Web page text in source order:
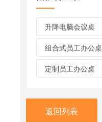
升降电脑会议桌
组合式员工办公桌
定制员工办公桌
返回列表